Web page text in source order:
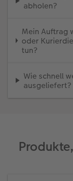
abholen?
Mein Auftrag
oder
tun?
Wie schnell
ausgeliefert?